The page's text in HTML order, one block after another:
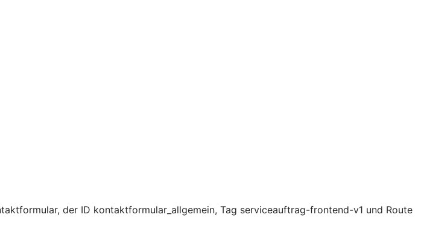
der ID kontaktformular_allgemein, Tag serviceauftrag-frontend-v1 und Route